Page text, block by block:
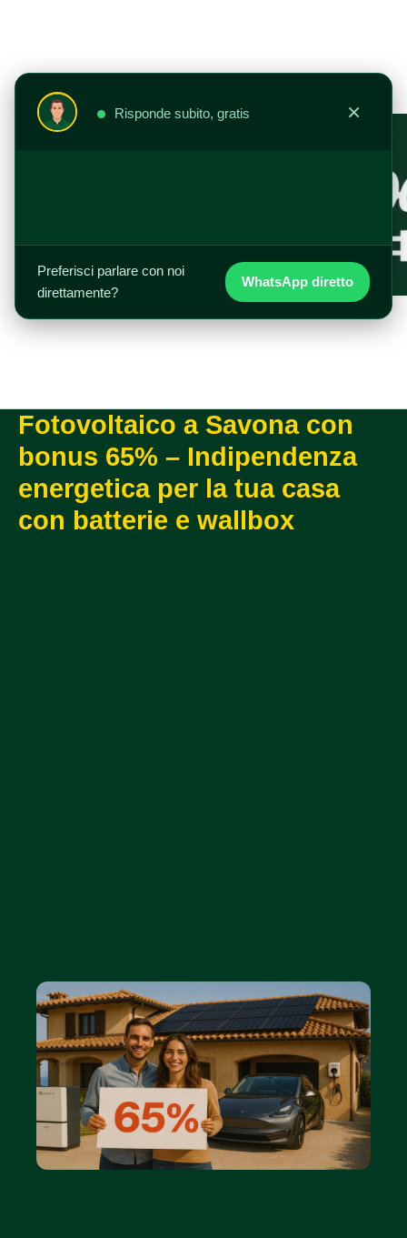
Risponde subito, gratis ×
Preferisci parlare con noi
direttamente?
WhatsApp diretto
Fotovoltaico a Savona con
bonus 65% – Indipendenza
energetica per la tua casa
con batterie e wallbox